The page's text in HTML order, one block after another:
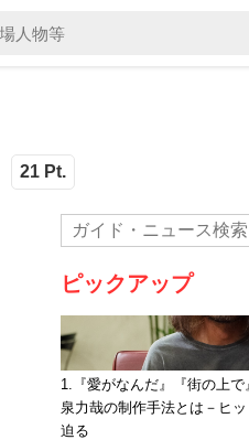
21 Pt.
ピックアップ
1.『愛がなんだ』『街の上
泉力哉の制作手法とは－ヒ
迫る